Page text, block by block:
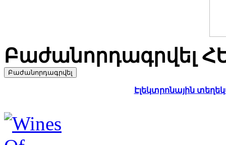
Բաժանորդագրվել
Էլեկտրոնային